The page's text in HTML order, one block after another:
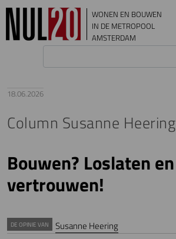
Overslaan en naar de inhoud gaan
WONEN EN BOUWEN
IN DE METROPOOL
AMSTERDAM
18.06.2026
Column Susanne Heering
Bouwen? Loslaten en
vertrouwen!
DE OPINIE VAN Susanne Heering